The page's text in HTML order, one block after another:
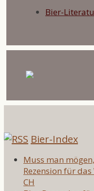
Bier-
Bier-Index
Muss man
Rezension für
CH